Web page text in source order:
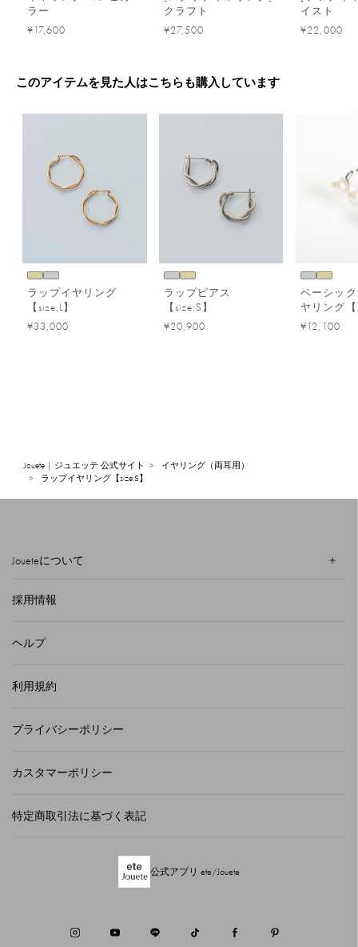
ラー
¥17,600
クラフト
¥27,500
イスト
¥22,000
このアイテムを見た人はこちらも購入しています
ラップイヤリング
【size:L】
¥33,000
ラップピアス
【size:S】
¥20,900
ベーシッ
ヤリング
¥12,100
Jouete | ジュエッテ 公式サイト
イヤリング（両耳用）
ラップイヤリング【size:S】
Joueteについて
採用情報
ヘルプ
利用規約
プライバシーポリシー
カスタマーポリシー
特定商取引法に基づく表記
公式アプリ ete/Jouete